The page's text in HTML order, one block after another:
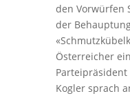
den Vorwürfen
der
Österreicher
Parteipräsident
Kogler sprach